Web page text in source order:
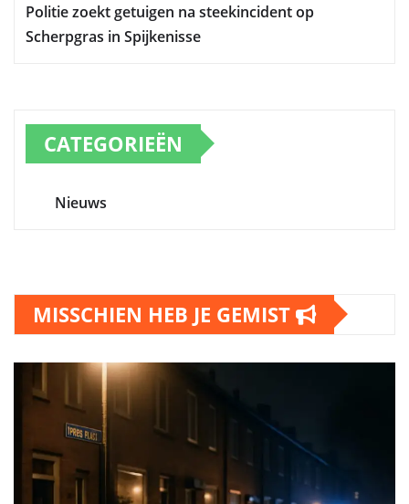
Politie zoekt getuigen na steekincident op
Scherpgras in Spijkenisse
CATEGORIEËN
Nieuws
MISSCHIEN HEB JE GEMIST